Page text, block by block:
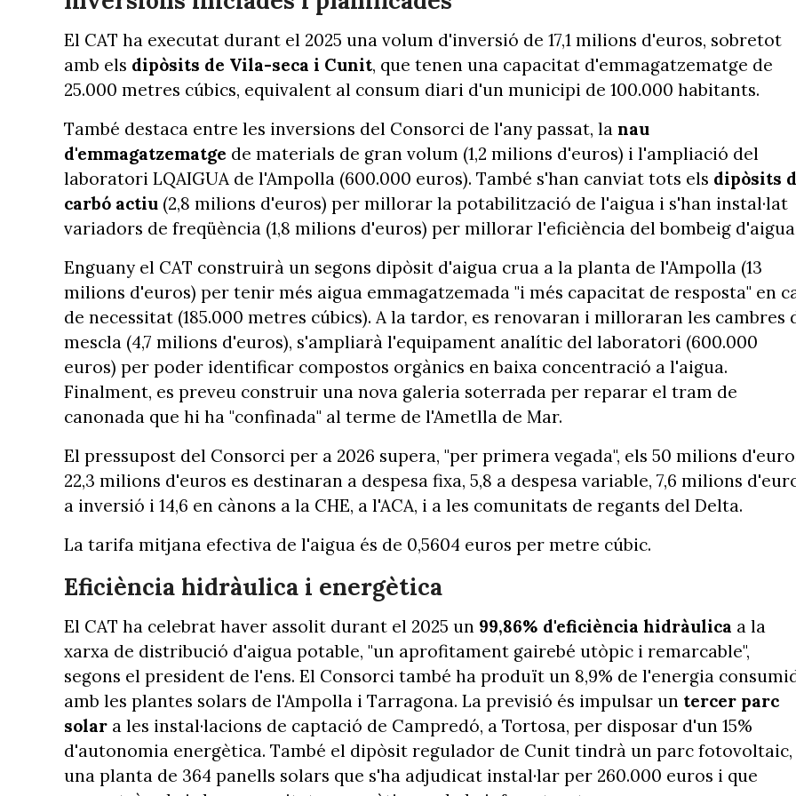
El CAT ha executat durant el 2025 una volum d'inversió de 17,1 milions d'euros, sobretot
amb els dipòsits de Vila-seca i Cunit, que tenen una capacitat d'emmagatzematge de
25.000 metres cúbics, equivalent al consum diari d'un municipi de 100.000 habitants.
També destaca entre les inversions del Consorci de l'any passat, la nau
d'emmagatzematge de materials de gran volum (1,2 milions d'euros) i l'ampliació del
laboratori LQAIGUA de l'Ampolla (600.000 euros). També s'han canviat tots els dipòsits
carbó actiu (2,8 milions d'euros) per millorar la potabilització de l'aigua i s'han instal·lat
variadors de freqüència (1,8 milions d'euros) per millorar l'eficiència del bombeig
Enguany el CAT construirà un segons dipòsit d'aigua crua a la planta de l'Ampolla (13
milions d'euros) per tenir més aigua emmagatzemada "i més capacitat de resposta" en
de necessitat (185.000 metres cúbics). A la tardor, es renovaran i milloraran les cambres
mescla (4,7 milions d'euros), s'ampliarà l'equipament analític del laboratori (600.000
euros) per poder identificar compostos orgànics en baixa concentració a l'aigua.
Finalment, es preveu construir una nova galeria soterrada per reparar el tram de
canonada que hi ha "confinada" al terme de l'Ametlla de Mar.
El pressupost del Consorci per a 2026 supera, "per primera vegada", els 50 milions
22,3 milions d'euros es destinaran a despesa fixa, 5,8 a despesa variable, 7,6 milions
a inversió i 14,6 en cànons a la CHE, a l'ACA, i a les comunitats de regants del Delta.
La tarifa mitjana efectiva de l'aigua és de 0,5604 euros per metre cúbic.
Eficiència hidràulica i energètica
El CAT ha celebrat haver assolit durant el 2025 un 99,86% d'eficiència hidràulica a la
xarxa de distribució d'aigua potable, "un aprofitament gairebé utòpic i remarcable",
segons el president de l'ens. El Consorci també ha produït un 8,9% de l'energia
amb les plantes solars de l'Ampolla i Tarragona. La previsió és impulsar un tercer parc
solar a les instal·lacions de captació de Campredó, a Tortosa, per disposar d'un 15%
d'autonomia energètica. També el dipòsit regulador de Cunit tindrà un parc fotovoltaic,
una planta de 364 panells solars que s'ha adjudicat instal·lar per 260.000 euros i que